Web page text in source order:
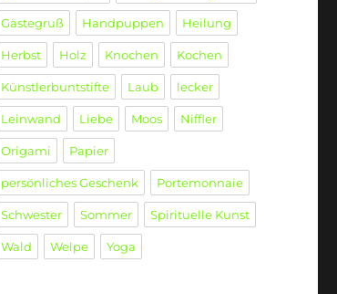
Gästegruß Handpuppen Heilung
Herbst Holz Knochen Kochen
Künstlerbuntstifte Laub lecker
Leinwand Liebe Moos Niffler
Origami Papier
persönliches Geschenk Portemonnaie
Schwester Sommer Spirituelle Kunst
Wald Welpe Yoga